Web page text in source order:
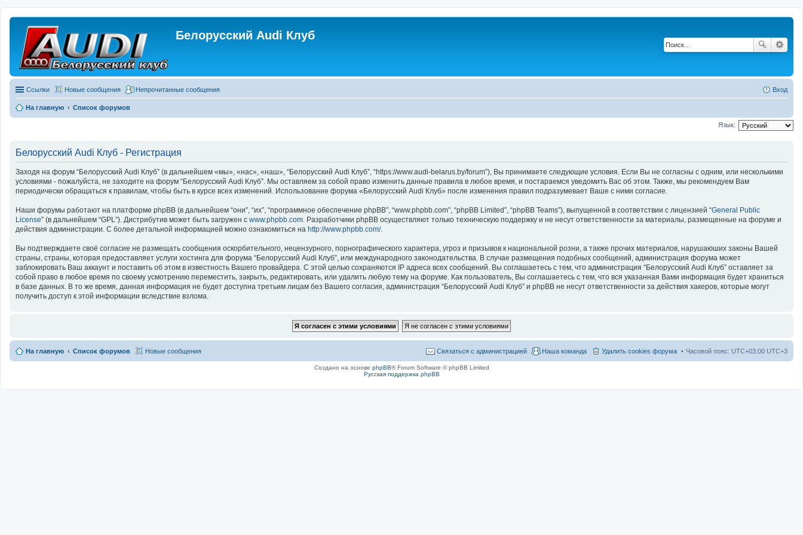
Белорусский Audi Клуб
Ссылки Новые сообщения Непрочитанные сообщения Вход
На главную Список форумов
Язык:
Белорусский Audi Клуб - Регистрация
Заходя на форум “Белорусский Audi Клуб” (в дальнейшем «мы», «нас», «наш», “Белорусский Audi Клуб”, “https://www.audi-belarus.by/forum”), Вы принимаете следующие условия. Если Вы не согласны с одним, или несколькими
условиями - пожалуйста, не заходите на форум “Белорусский Audi Клуб”. Мы оставляем за собой право изменить данные правила в любое время, и постараемся уведомить Вас об этом. Также, мы рекомендуем Вам
периодически обращаться к правилам, чтобы быть в курсе всех изменений. Использование форума «Белорусский Audi Клуб» после изменения правил подразумевает Ваше с ними согласие.
Наши форумы работают на платформе phpBB (в дальнейшем “они”, “их”, “программное обеспечение phpBB”, “www.phpbb.com”, “phpBB Limited”, “phpBB Teams”), выпущенной в соответствии с лицензией “General Public
License” (в дальнейшем “GPL”). Дистрибутив может быть загружен с www.phpbb.com . Разработчики phpBB осуществляют только техническую поддержку и не несут ответственности за материалы, размещенные на форуме и
действия администрации. С более детальной информацией можно ознакомиться на http://www.phpbb.com/.
Вы подтверждаете своё согласие не размещать сообщения оскорбительного, нецензурного, порнографического характера, угроз и призывов к национальной розни, а также прочих материалов, нарушаюших законы Вашей
страны, страны, которая предоставляет услуги хостинга для форума “Белорусский Audi Клуб”, или международного законодательства. В случае размещения подобных сообщений, администрация форума может
заблокировать Ваш аккаунт и поставить об этом в известность Вашего провайдера. С этой целью сохраняются IP адреса всех сообщений. Вы соглашаетесь с тем, что администрация “Белорусский Audi Клуб” оставляет за
собой право в любое время по своему усмотрению переместить, закрыть, редактировать, или удалить любую тему на форуме. Как пользователь, Вы соглашаетесь с тем, что вся указанная Вами информация будет храниться
в базе данных. В то же время, данная информация не будет доступна третьим лицам без Вашего согласия, администрация “Белорусский Audi Клуб” и phpBB не несут ответственности за действия хакеров, которые могут
получить доступ к этой информации вследствие взлома.
На главную Список форумов Новые сообщения Часовой пояс: UTC+03:00 UTC+3
Удалить cookies форума
Наша команда
Связаться с администрацией
Создано на основе phpBB® Forum Software © phpBB Limited
Русская поддержка phpBB